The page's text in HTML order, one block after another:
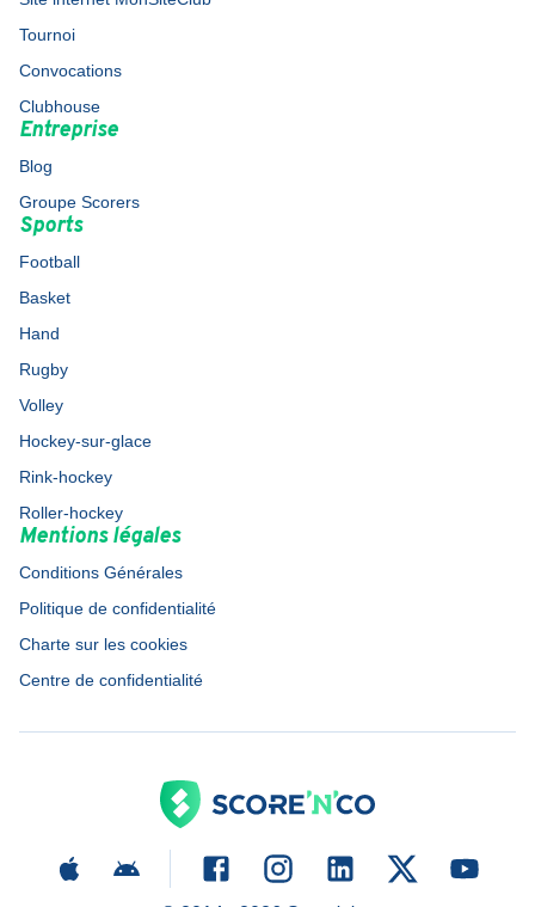
Tournoi
Convocations
Clubhouse
Entreprise
Blog
Groupe Scorers
Sports
Football
Basket
Hand
Rugby
Volley
Hockey-sur-glace
Rink-hockey
Roller-hockey
Mentions légales
Conditions Générales
Politique de confidentialité
Charte sur les cookies
Centre de confidentialité